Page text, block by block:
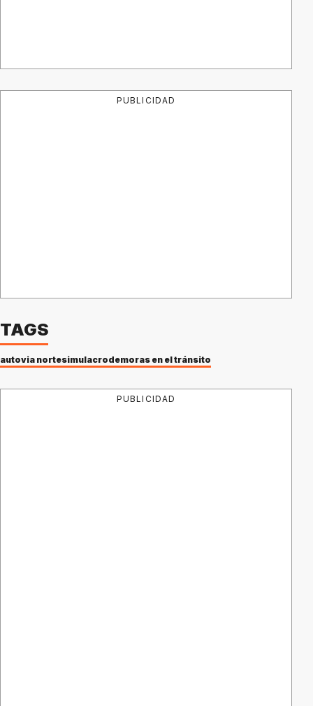
PUBLICIDAD
TAGS
autovia nortesimulacrodemoras en el tránsito
PUBLICIDAD